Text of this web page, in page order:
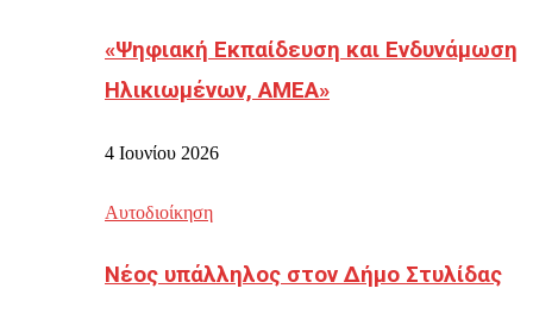
«Ψηφιακή Εκπαίδευση και Ενδυνάμωση
Ηλικιωμένων, ΑΜΕΑ»
4 Ιουνίου 2026
Αυτοδιοίκηση
Νέος υπάλληλος στον Δήμο Στυλίδας